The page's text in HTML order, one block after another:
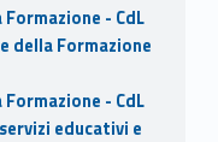
- CdL
della Formazione
- CdL
educativi e